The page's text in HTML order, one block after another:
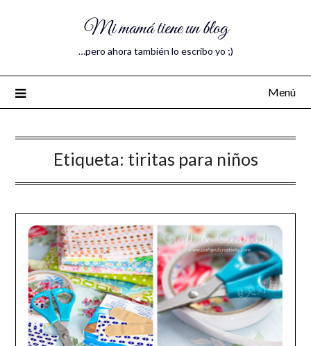
Mi mamá tiene un blog
…pero ahora también lo escribo yo ;)
Menú
Etiqueta: tiritas para niños